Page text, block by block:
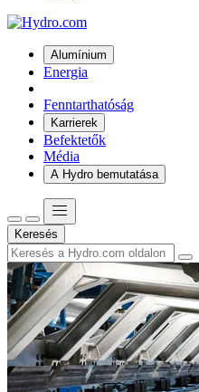
Alumínium
Energia
Fenntarthatóság
Karrierek
Befektetők
Média
A Hydro bemutatása
Keresés